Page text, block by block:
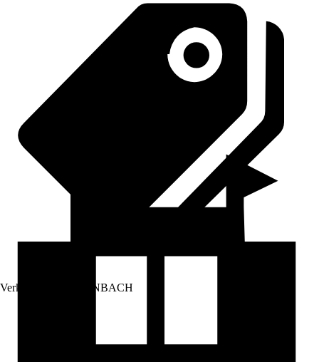
Verkauf durch: HORNBACH